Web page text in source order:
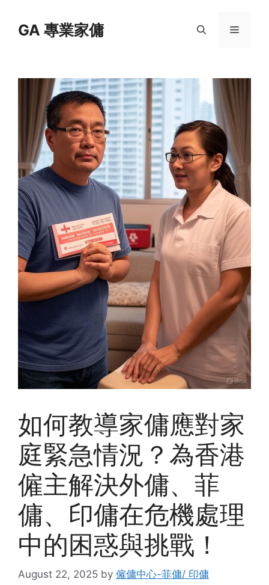
contentGA 專業家傭 Menu
如何教導家傭應對家
庭緊急情況？為香港
僱主解決外傭、菲
傭、印傭在危機處理
中的困惑與挑戰！
August 22, 2025 by 僱傭中心-菲傭/ 印傭